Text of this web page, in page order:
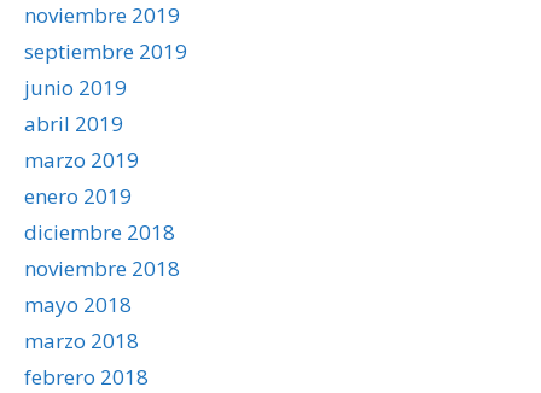
noviembre 2019
septiembre 2019
junio 2019
abril 2019
marzo 2019
enero 2019
diciembre 2018
noviembre 2018
mayo 2018
marzo 2018
febrero 2018